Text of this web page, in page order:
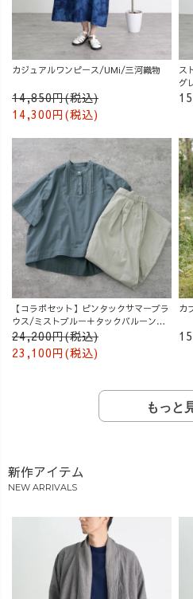
カジュアルワンピース/UMi/三河織物
14,850円(税込)
14,300円(税込)
ス
グ
【コラボセット】ピンタックサマーブラ
ウス/ミストブルー＋タックバルーンパ
ンツ/グレージュ
24,200円(税込)
23,100円(税込)
カ
もっと
新作アイテム
NEW ARRIVALS